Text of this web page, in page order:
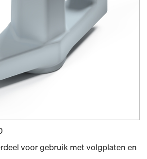
voor gebruik met volgplaten en